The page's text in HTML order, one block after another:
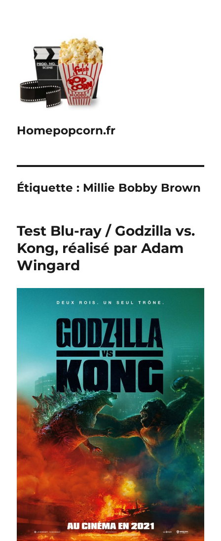
Homepopcorn.fr
Étiquette : Millie Bobby Brown
Test Blu-ray / Godzilla vs.
Kong, réalisé par Adam
Wingard